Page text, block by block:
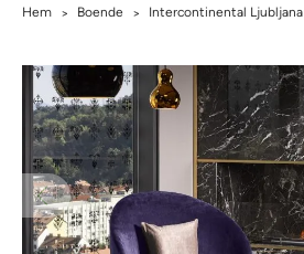
Hem > Boende > Intercontinental Ljubljana